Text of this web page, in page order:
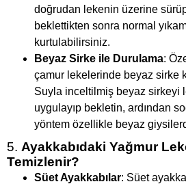
doğrudan lekenin üzerine
beklettikten sonra normal
kurtulabilirsiniz.
Beyaz Sirke ile Durulama:
çamur lekelerinde beyaz sirke
Suyla inceltilmiş beyaz sirkeyi
uygulayıp bekletin, ardından
yöntem özellikle beyaz
5. Ayakkabıdaki Yağmur
Temizlenir?
Süet Ayakkabılar: Süet